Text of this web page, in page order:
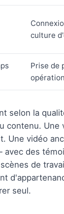
culture
Prise de
selon la
contenu. Une
Une vidéo
des
de
seul.